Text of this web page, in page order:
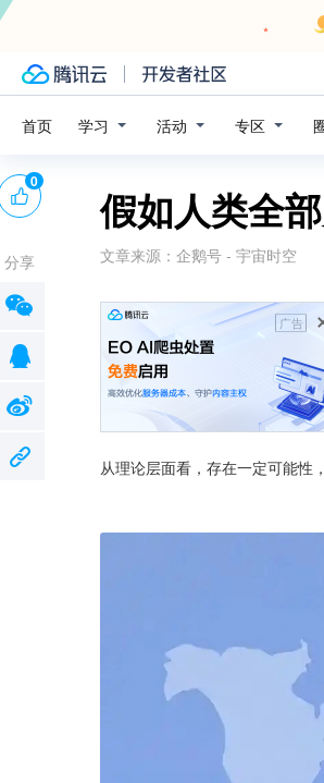
首页 学习 活动 专区
假如人类全
文章来源： 企鹅号 - 宇宙时空
广告
从理论层面看，存在一定可能性
0
分享